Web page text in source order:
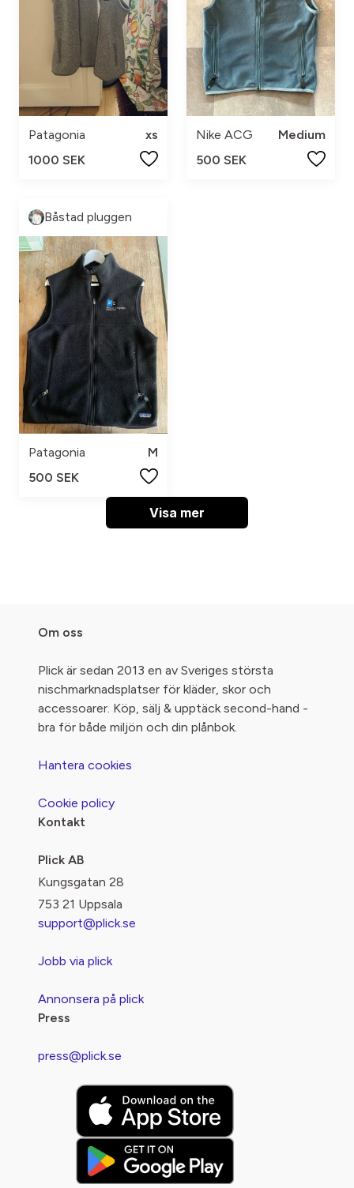
Patagonia
xs
1000 SEK
Nike ACG
Medium
500 SEK
Båstad pluggen
Patagonia
M
500 SEK
Visa mer
Om oss
Plick är sedan 2013 en av Sveriges största
nischmarknadsplatser för kläder, skor och
accessoarer. Köp, sälj & upptäck second-hand -
bra för både miljön och din plånbok.
Hantera cookies
Cookie policy
Kontakt
Plick AB
Kungsgatan 28
753 21 Uppsala
support@plick.se
Jobb via plick
Annonsera på plick
Press
press@plick.se